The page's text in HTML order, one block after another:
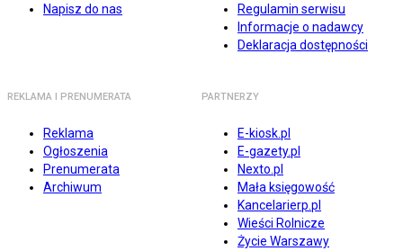
Napisz do nas
Regulamin serwisu
Informacje o nadawcy
Deklaracja dostępności
REKLAMA I PRENUMERATA
Reklama
Ogłoszenia
Prenumerata
Archiwum
PARTNERZY
E-kiosk.pl
E-gazety.pl
Nexto.pl
Mała księgowość
Kancelarierp.pl
Wieści Rolnicze
Życie Warszawy